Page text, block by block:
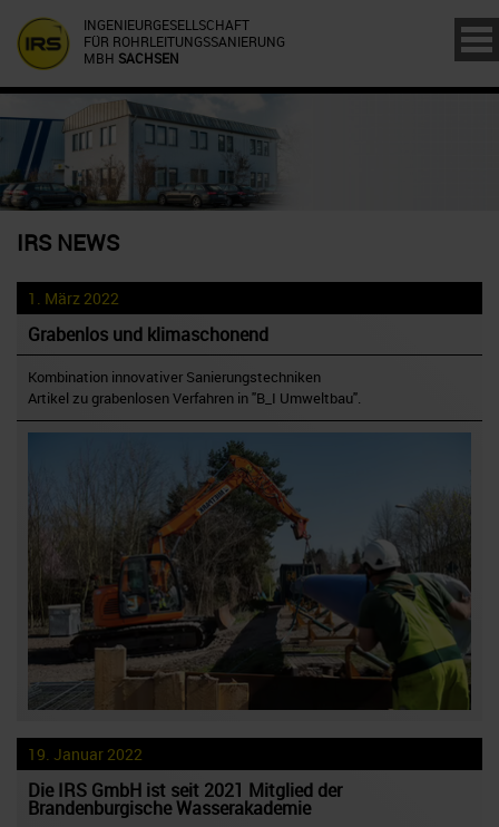
INGENIEURGESELLSCHAFT
FÜR ROHRLEITUNGSSANIERUNG
MBH SACHSEN
IRS NEWS
1. März 2022
Grabenlos und klimaschonend
Kombination innovativer Sanierungstechniken
Artikel zu grabenlosen Verfahren in "B_I Umweltbau".
19. Januar 2022
Die IRS GmbH ist seit 2021 Mitglied der
Brandenburgische Wasserakademie